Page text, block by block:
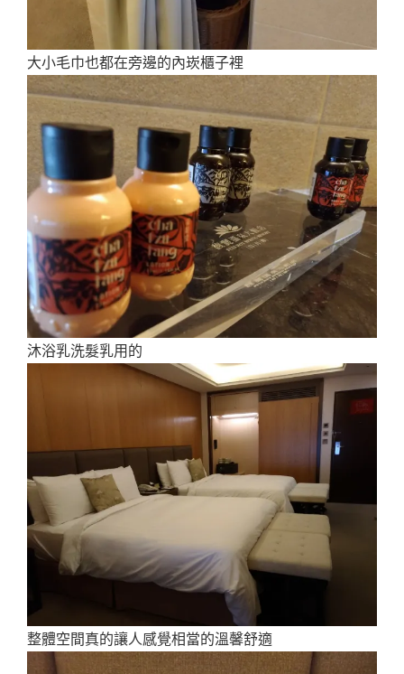
大小毛巾也都在旁邊的內崁櫃子裡
沐浴乳洗髮乳用的
整體空間真的讓人感覺相當的溫馨舒適